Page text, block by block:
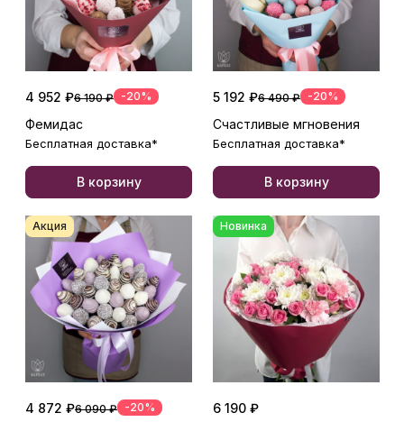
4 952 ₽6 190 ₽ -20%
Фемидас
Бесплатная доставка*
В корзину
5 192 ₽6 490 ₽ -20%
Счастливые мгновения
Бесплатная доставка*
В корзину
Акция
4 872 ₽6 090 ₽ -20%
Новинка
6 190 ₽